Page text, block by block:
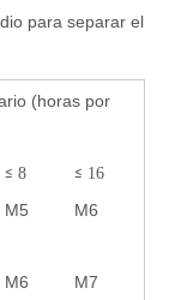
para separar el
(horas por
≤ 8 ≤ 16
M5 M6
M6 M7